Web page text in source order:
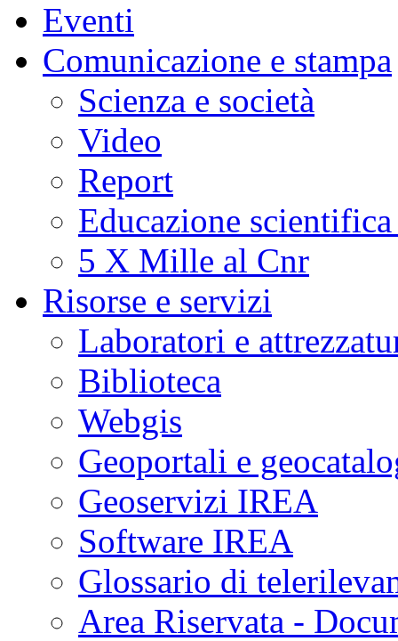
Eventi
Comunicazione e stampa
Scienza e società
Video
Report
Educazione
5 X Mille al Cnr
Risorse e servizi
Laboratori e
Biblioteca
Webgis
Geoportali e
Geoservizi IREA
Software IREA
Glossario di
Area Riservata -